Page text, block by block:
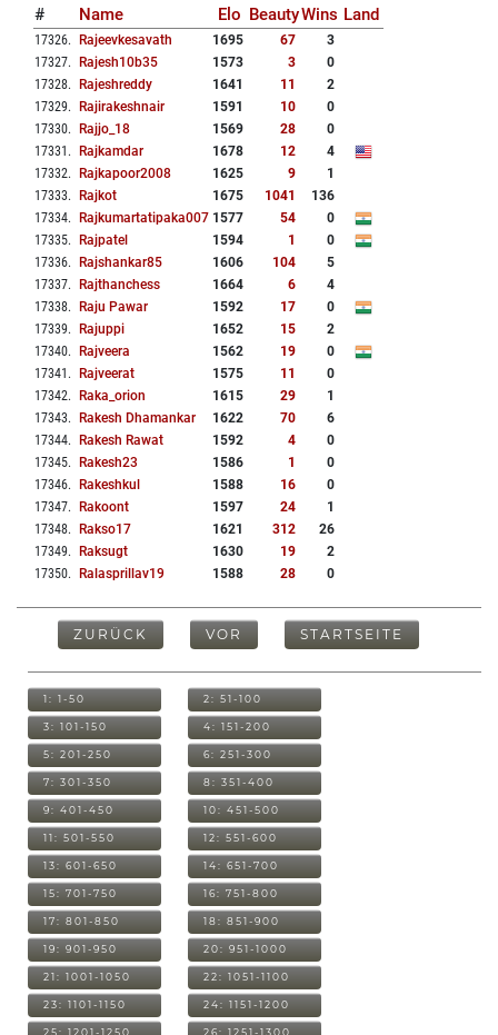
# Name Elo BeautyWins Land
17326. Rajeevkesavath 1695 67
3
17327. Rajesh10b35 1573 3
0
17328. Rajeshreddy 1641 11
2
17329. Rajirakeshnair 1591 10
0
17330. Rajjo_18 1569 28
0
17331 . Rajkamdar 1678 12
4
17332. Rajkapoor2008 1625 9
1
17333. Rajkot 1675 1041
136
17334. Rajkumartatipaka007 1577 54
0
17335. Rajpatel 1594 1
0
17336. Rajshankar85 1606 104
5
17337. Rajthanchess 1664 6
4
17338. Raju Pawar 1592 17
0
17339. Rajuppi 1652 15
2
17340. Rajveera 1562 19
0
17341 . Rajveerat 1575 11
0
17342. Raka_orion 1615 29
1
17343. Rakesh Dhamankar 1622 70
6
17344. Rakesh Rawat 1592 4
0
17345. Rakesh23 1586 1
0
17346. Rakeshkul 1588 16
0
17347. Rakoont 1597 24
1
17348. Rakso17 1621 312
26
17349. Raksugt 1630 19
2
17350. Ralasprillav19 1588 28 0
ZURÜCK VOR STARTSEITE
1: 1-50 2: 51-100
3: 101-150 4: 151-200
5: 201-250 6: 251-300
7: 301-350 8: 351-400
9: 401-450 10: 451-500
11: 501-550 12: 551-600
13: 601-650 14: 651-700
15: 701-750 16: 751-800
17: 801-850 18: 851-900
19: 901-950 20: 951-1000
21: 1001-1050 22: 1051-1100
23: 1101-1150 24: 1151-1200
25: 1201-1250 26: 1251-1300